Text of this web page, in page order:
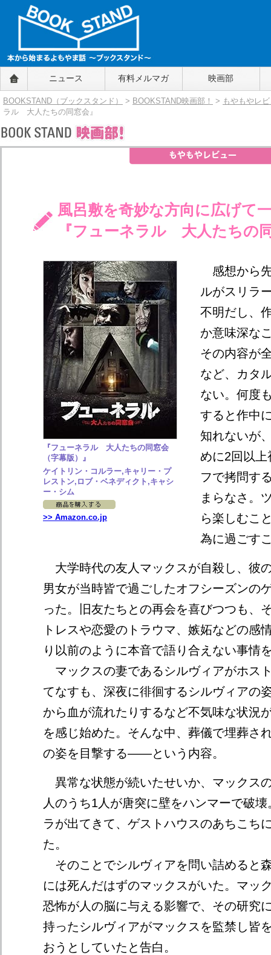
BOOKSTAND（ブックスタンド）
～本から始まるよもやま話～
BOOKSTAND（ブ
ックスタンド）
ニュース 有料メルマガ 映画部
BOOKSTAND（ブックスタンド） > BOOKSTAND映画部！ > もやもやレ
ラル 大人たちの同窓会』
風呂敷を奇妙な方向に広げて
『フューネラル 大人たちの
『フューネラル 大人たちの同窓会
（字幕版）』
ケイトリン・コルラー,キャリー・プ
レストン,ロブ・ベネディクト,キャシ
ー・シム
>> Amazon.co.jp
感想から
ルがスリラ
不明だし、
か意味深な
その内容が
など、カタ
ない。何度
すると作中
知れないが
めに2回以
フで拷問す
まらなさ。
ら楽しむこ
為に過ごす
大学時代の友人マックスが自殺し、彼
男女が当時皆で過ごしたオフシーズンの
った。旧友たちとの再会を喜びつつも、
トレスや恋愛のトラウマ、嫉妬などの感
り以前のように本音で語り合えない事情
マックスの妻であるシルヴィアがホス
てなすも、深夜に徘徊するシルヴィアの
から血が流れたりするなど不気味な状況
を感じ始めた。そんな中、葬儀で埋葬さ
の姿を目撃する――という内容。
異常な状態が続いたせいか、マックス
人のうち1人が唐突に壁をハンマーで破
ラが出てきて、ゲストハウスのあちこち
た。
そのことでシルヴィアを問い詰めると
には死んだはずのマックスがいた。マッ
恐怖が人の脳に与える影響で、その研究
持ったシルヴィアがマックスを監禁し皆
おうとしていたと告白。